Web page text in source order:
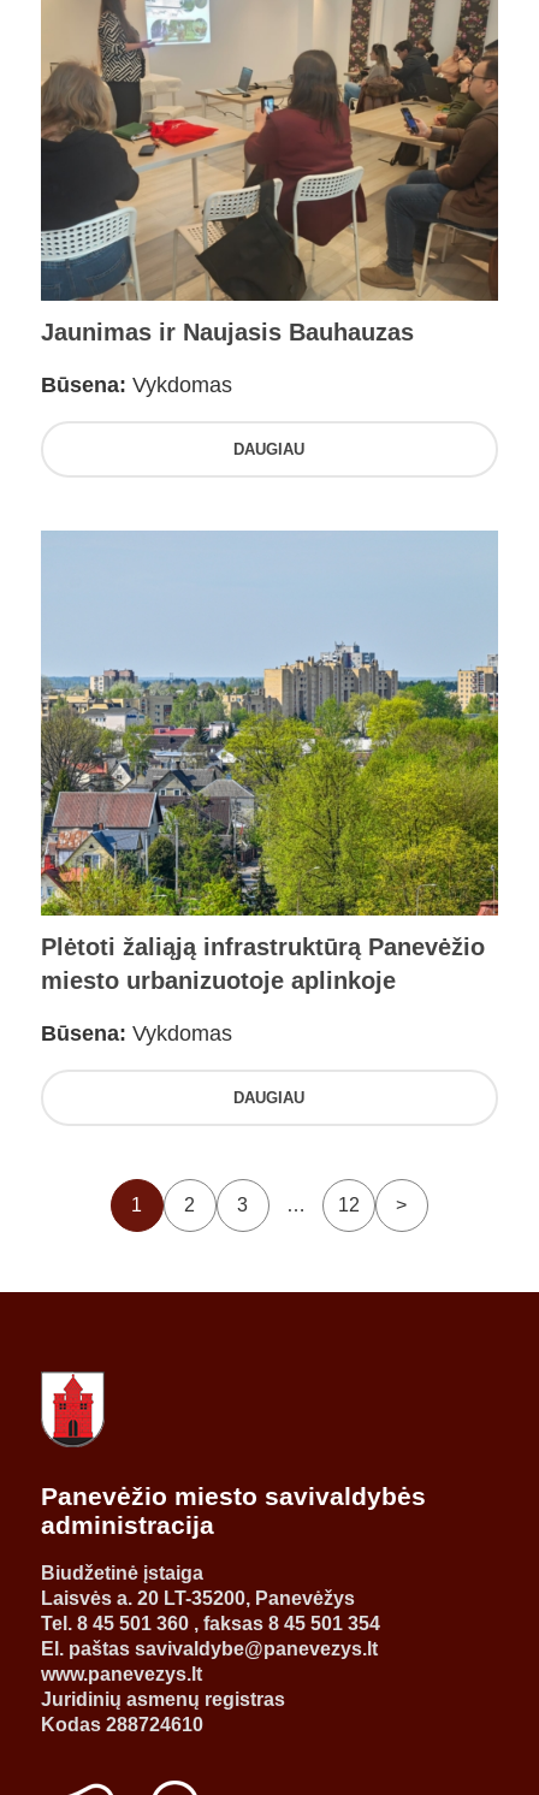
Jaunimas ir Naujasis Bauhauzas
Būsena: Vykdomas
DAUGIAU
Plėtoti žaliąją infrastruktūrą Panevėžio
miesto urbanizuotoje aplinkoje
Būsena: Vykdomas
DAUGIAU
1 2 3 … 12 >
Panevėžio miesto savivaldybės
administracija
Biudžetinė įstaiga
Laisvės a. 20 LT-35200, Panevėžys
Tel. 8 45 501 360 , faksas 8 45 501 354
El. paštas savivaldybe@panevezys.lt
www.panevezys.lt
Juridinių asmenų registras
Kodas 288724610